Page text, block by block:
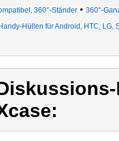
360°-Ständer • 360°-
Handy-Hüllen für Android, HTC, LG,